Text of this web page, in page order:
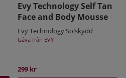
Evy Technology Self Tan
Face and Body Mousse
Evy Technology Solskydd
Gåva från EVY
299 kr